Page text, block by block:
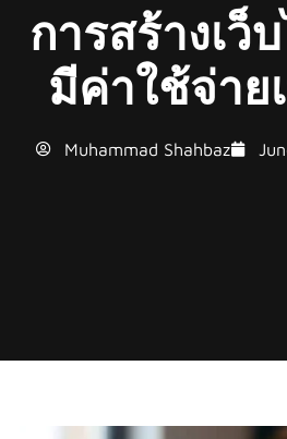
การสร้างเ
มีค่าใช้จ่าย
Muhammad Shahbaz